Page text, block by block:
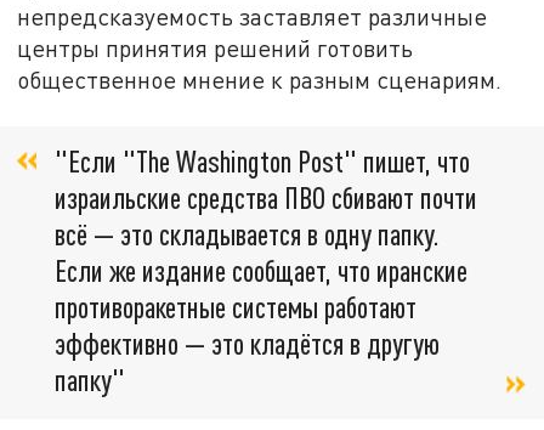
непредсказуемость заставляет различные
центры принятия решений готовить
общественное мнение к разным сценариям.
"Если "The Washington Post" пишет, что
израильские средства ПВО сбивают почти
всё — это складывается в одну папку.
Если же издание сообщает, что иранские
противоракетные системы работают
эффективно — это кладётся в другую
папку"